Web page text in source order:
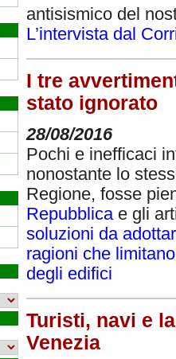
antisismico del
L’intervista dal
I tre
stato ignorato
28/08/2016
Pochi e inefficaci
nonostante lo
Regione, fosse
Repubblica e gli
soluzioni da
ragioni che
degli edifici
Turisti, navi e
Venezia